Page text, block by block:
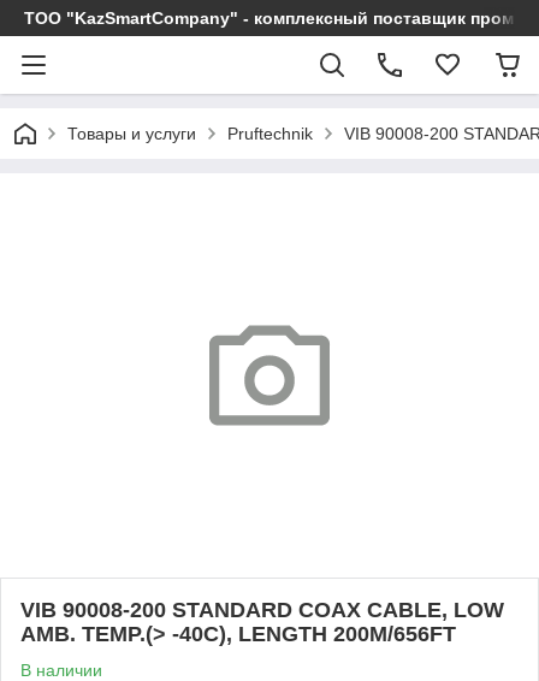
ТОО "KazSmartCompany" - комплексный поставщик
Товары и услуги Pruftechnik VIB 90008-200
VIB 90008-200 STANDARD COAX CABLE, LOW
AMB. TEMP.(> -40C), LENGTH 200M/656FT
В наличии